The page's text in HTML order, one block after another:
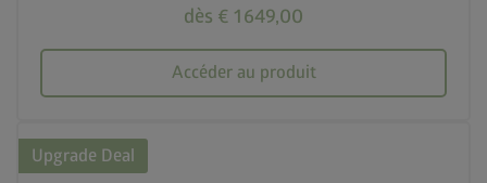
dès € 1 649,00
Accéder au produit
Upgrade Deal